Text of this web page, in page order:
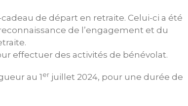
de départ en retraite. Celui-ci a été
de l’engagement et du
effectuer des activités de bénévolat.
au 1 er juillet 2024, pour une durée de